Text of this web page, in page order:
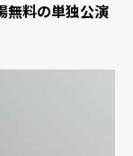
無料の単独公演